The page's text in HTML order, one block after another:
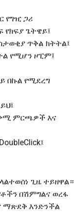
የግዢ ጋሪ
የክፍያ ጌትዌይ፤
ጥቅል ክትትል፤
የሚሆን ዞፒም፤
በኩል የሚደረግ
ምርጫዎች እና
ጊዜ ተይዘዋል።
በሽምግልና ወረፋ
ማጽደቅ እንድንችል